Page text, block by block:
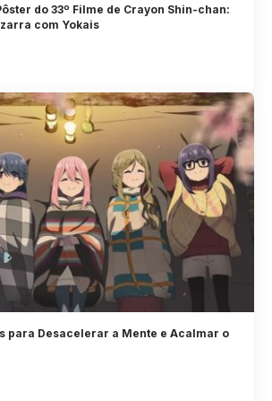
do 33º Filme de Crayon Shin-chan:
com Yokais
para Desacelerar a Mente e Acalmar o